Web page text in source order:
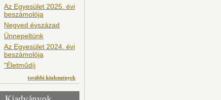
Az Egyesület 2025. évi
beszámolója
Negyed évszázad
Ünnepeltünk
Az Egyesület 2024. évi
beszámolója
"Életműdíj
további közlemények